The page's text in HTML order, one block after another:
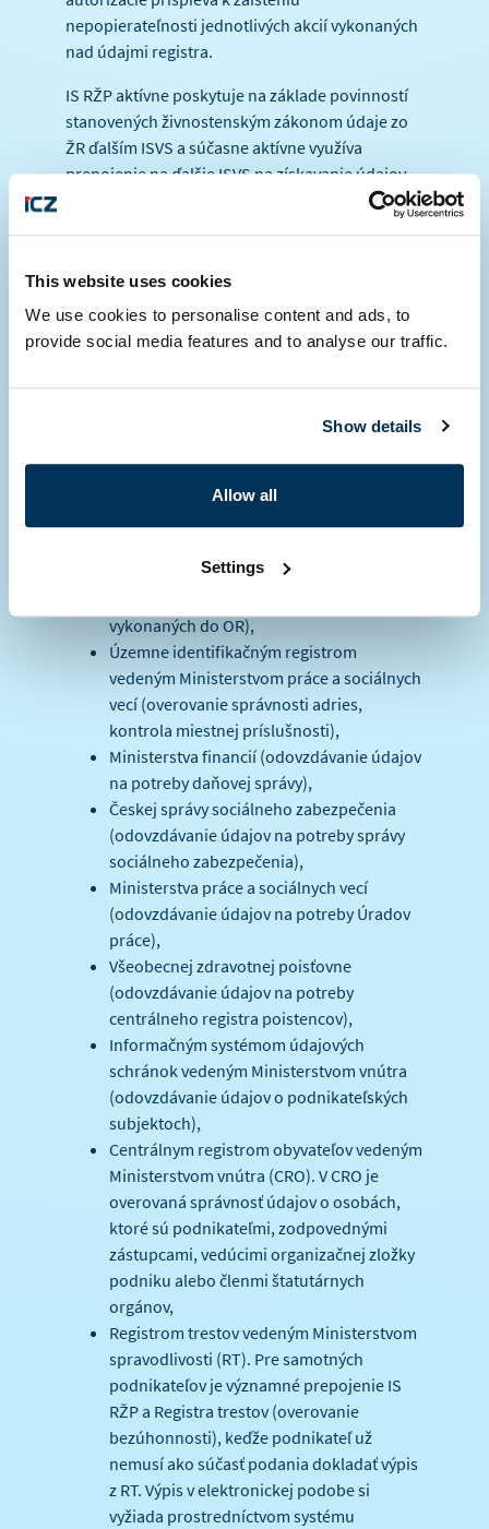
This website uses cookies
We use cookies to personalise content and ads, to
provide social media features and to analyse our traffic.
Show details
Allow all
Settings
nepopierateľnosti jednotlivých akcií vykonaných
nad údajmi registra.
IS RŽP aktívne poskytuje na základe povinností
stanovených živnostenským zákonom údaje zo
ŽR ďalším ISVS a súčasne aktívne využíva
prepojenie na ďalšie ISVS na získavanie údajov
z týchto ISVS alebo pre on-line overovanie
IS RŽP AKTÍVNE
KOMUNIKUJE
S NASLEDUJÚCIMI
vedeným Českým štatistickým úradom
(prideľovanie identifikačných čísel,
Ministerstvom spravodlivosti (podklady
vykonaných do OR),
Územne identifikačným registrom
vedeným Ministerstvom práce a sociálnych
vecí (overovanie správnosti adries,
kontrola miestnej príslušnosti),
Ministerstva financií (odovzdávanie údajov
na potreby daňovej správy),
Českej správy sociálneho zabezpečenia
(odovzdávanie údajov na potreby správy
sociálneho zabezpečenia),
Ministerstva práce a sociálnych vecí
(odovzdávanie údajov na potreby Úradov
práce),
Všeobecnej zdravotnej poisťovne
(odovzdávanie údajov na potreby
centrálneho registra poistencov),
Informačným systémom údajových
schránok vedeným Ministerstvom vnútra
(odovzdávanie údajov o podnikateľských
subjektoch),
Centrálnym registrom obyvateľov vedeným
Ministerstvom vnútra (CRO). V CRO je
overovaná správnosť údajov o osobách,
ktoré sú podnikateľmi, zodpovednými
zástupcami, vedúcimi organizačnej zložky
podniku alebo členmi štatutárnych
orgánov,
Registrom trestov vedeným Ministerstvom
spravodlivosti (RT). Pre samotných
podnikateľov je významné prepojenie IS
RŽP a Registra trestov (overovanie
bezúhonnosti), keďže podnikateľ už
nemusí ako súčasť podania dokladať výpis
z RT. Výpis v elektronickej podobe si
vyžiada prostredníctvom systému